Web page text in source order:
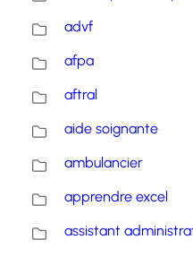
advf
afpa
aftral
aide soignante
ambulancier
apprendre excel
assistant